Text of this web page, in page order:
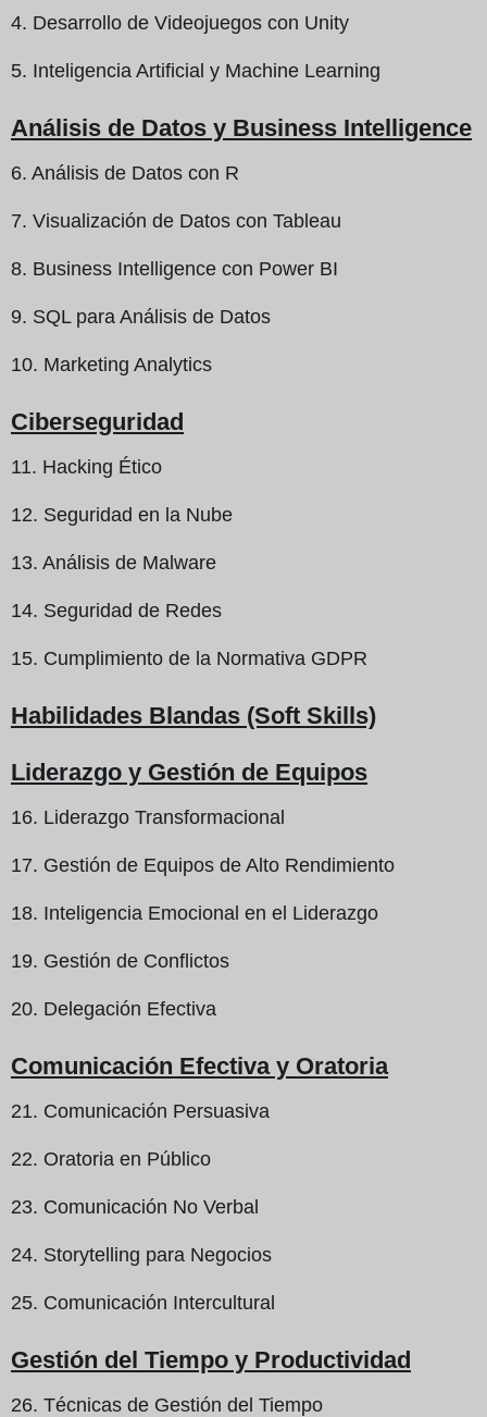
4. Desarrollo de Videojuegos con Unity
5. Inteligencia Artificial y Machine Learning
Análisis de Datos y Business Intelligence
6. Análisis de Datos con R
7. Visualización de Datos con Tableau
8. Business Intelligence con Power BI
9. SQL para Análisis de Datos
10. Marketing Analytics
Ciberseguridad
11. Hacking Ético
12. Seguridad en la Nube
13. Análisis de Malware
14. Seguridad de Redes
15. Cumplimiento de la Normativa GDPR
Habilidades Blandas (Soft Skills)
Liderazgo y Gestión de Equipos
16. Liderazgo Transformacional
17. Gestión de Equipos de Alto Rendimiento
18. Inteligencia Emocional en el Liderazgo
19. Gestión de Conflictos
20. Delegación Efectiva
Comunicación Efectiva y Oratoria
21. Comunicación Persuasiva
22. Oratoria en Público
23. Comunicación No Verbal
24. Storytelling para Negocios
25. Comunicación Intercultural
Gestión del Tiempo y Productividad
26. Técnicas de Gestión del Tiempo